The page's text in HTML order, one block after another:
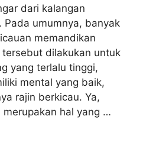
dari kalangan
Pada umumnya, banyak
memandikan
dilakukan untuk
yang terlalu tinggi,
mental yang baik,
rajin berkicau. Ya,
hal yang …